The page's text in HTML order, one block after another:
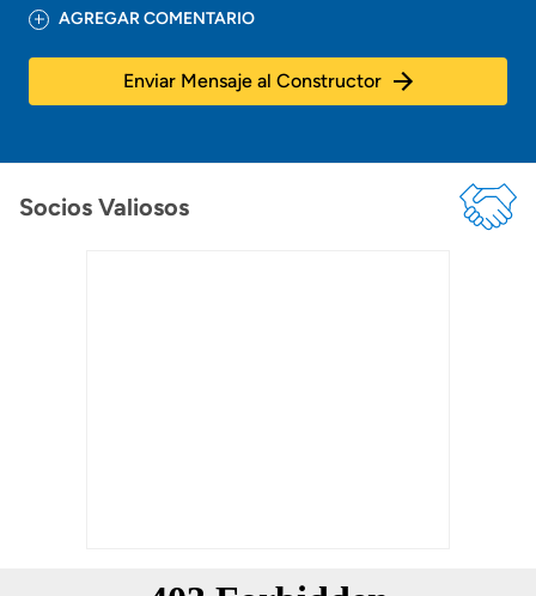
AGREGAR COMENTARIO
Enviar Mensaje al Constructor
Socios Valiosos